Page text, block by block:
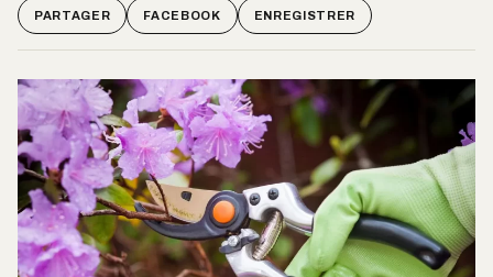
PARTAGER FACEBOOK ENREGISTRER